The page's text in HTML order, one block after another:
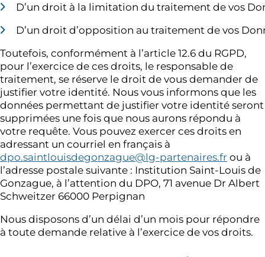
D’un droit à la limitation du traitement de vos
D’un droit d’opposition au traitement de vos
Toutefois, conformément à l’article 12.6 du RGPD,
pour l’exercice de ces droits, le responsable de
traitement, se réserve le droit de vous demander de
justifier votre identité. Nous vous informons que les
données permettant de justifier votre identité seront
supprimées une fois que nous aurons répondu à
votre requête. Vous pouvez exercer ces droits en
adressant un courriel en français à
dpo.saintlouisdegonzague@lg-partenaires.fr ou à
l’adresse postale suivante : Institution Saint-Louis de
Gonzague, à l’attention du DPO, 71 avenue Dr Albert
Schweitzer 66000 Perpignan
Nous disposons d’un délai d’un mois pour répondre
à toute demande relative à l’exercice de vos droits.